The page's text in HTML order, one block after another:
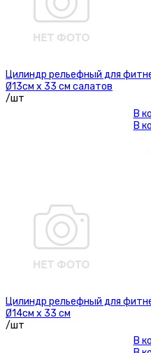
Цилиндр рельефный для
Ø13см х 33 см салатов
/шт
В
В
Цилиндр рельефный для
Ø14см х 33 см
/шт
В